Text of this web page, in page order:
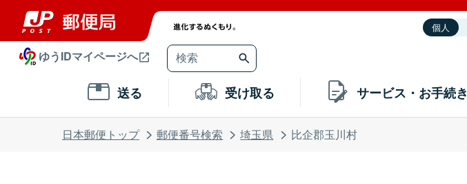
個人
ゆうIDマイページへ
送る 受け取る サービス・お手続き
日本郵便トップ 郵便番号検索 埼玉県 比企郡玉川村